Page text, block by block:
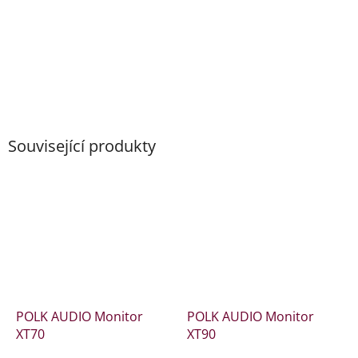
Související produkty
POLK AUDIO Monitor
XT70
POLK AUDIO Monitor
XT90